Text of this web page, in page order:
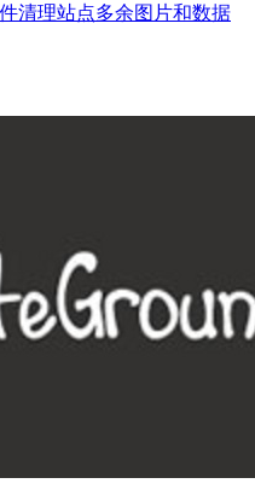
清理站点多余图片和数据